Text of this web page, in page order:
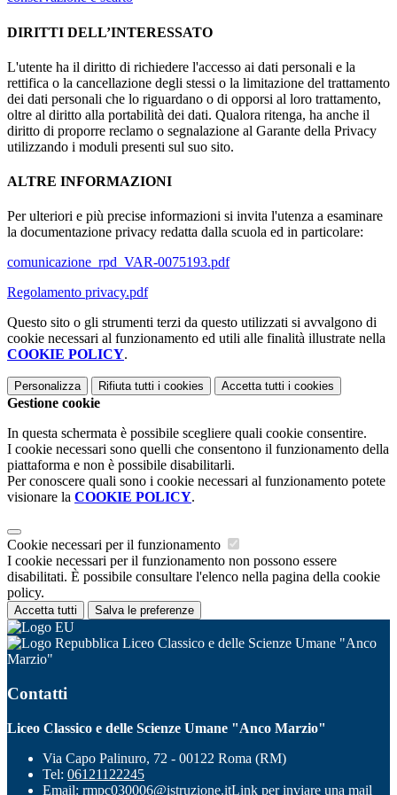
DIRITTI DELL’INTERESSATO
L'utente ha il diritto di richiedere l'accesso ai dati personali e la
rettifica o la cancellazione degli stessi o la limitazione del trattamento
dei dati personali che lo riguardano o di opporsi al loro trattamento,
oltre al diritto alla portabilità dei dati. Qualora ritenga, ha anche il
diritto di proporre reclamo o segnalazione al Garante della Privacy
utilizzando i moduli presenti sul suo sito.
ALTRE INFORMAZIONI
Per ulteriori e più precise informazioni si invita l'utenza a esaminare
la documentazione privacy redatta dalla scuola ed in particolare:
comunicazione_rpd_VAR-0075193.pdf
Regolamento privacy.pdf
Questo sito o gli strumenti terzi da questo utilizzati si avvalgono di
cookie necessari al funzionamento ed utili alle finalità illustrate nella
COOKIE POLICY.
Personalizza Rifiuta tutti i cookies Accetta tutti i cookies
Gestione cookie
In questa schermata è possibile scegliere quali cookie consentire.
I cookie necessari sono quelli che consentono il funzionamento della
piattaforma e non è possibile disabilitarli.
Per conoscere quali sono i cookie necessari al funzionamento potete
visionare la COOKIE POLICY.
Cookie necessari per il funzionamento
I cookie necessari per il funzionamento non possono essere
disabilitati. È possibile consultare l'elenco nella pagina della cookie
policy.
Accetta tutti Salva le preferenze
Liceo Classico e delle Scienze Umane "Anco
Marzio"
Contatti
Liceo Classico e delle Scienze Umane "Anco Marzio"
Via Capo Palinuro, 72 - 00122 Roma (RM)
Tel: 06121122245
Email: rmpc030006@istruzione.itLink per inviare una mail